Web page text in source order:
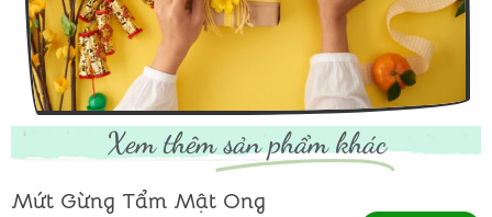
Xem thêm sản phẩm khác
Mứt Gừng Tẩm Mật Ong